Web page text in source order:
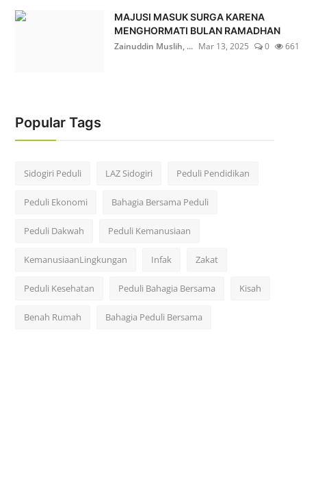
MAJUSI MASUK SURGA KARENA
MENGHORMATI BULAN RAMADHAN
Zainuddin Muslih, ... Mar 13, 2025 0 661
Popular Tags
Sidogiri Peduli LAZ Sidogiri Peduli Pendidikan
Peduli Ekonomi Bahagia Bersama Peduli
Peduli Dakwah Peduli Kemanusiaan
KemanusiaanLingkungan Infak Zakat
Peduli Kesehatan Peduli Bahagia Bersama Kisah
Benah Rumah Bahagia Peduli Bersama